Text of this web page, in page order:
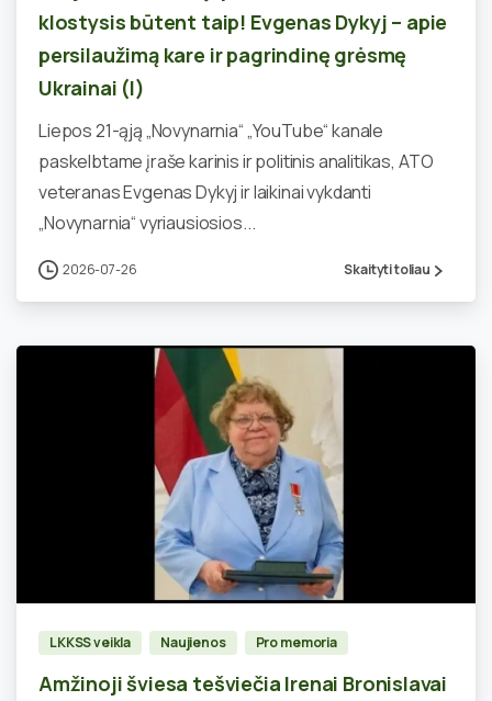
klostysis būtent taip! Evgenas Dykyj – apie
persilaužimą kare ir pagrindinę grėsmę
Ukrainai (I)
Liepos 21-ąją „Novynarnia“ „YouTube“ kanale
paskelbtame įraše karinis ir politinis analitikas, ATO
veteranas Evgenas Dykyj ir laikinai vykdanti
„Novynarnia“ vyriausiosios...
2026-07-26 Skaityti toliau
LKKSS veikla Naujienos Pro memoria
Amžinoji šviesa tešviečia Irenai Bronislavai